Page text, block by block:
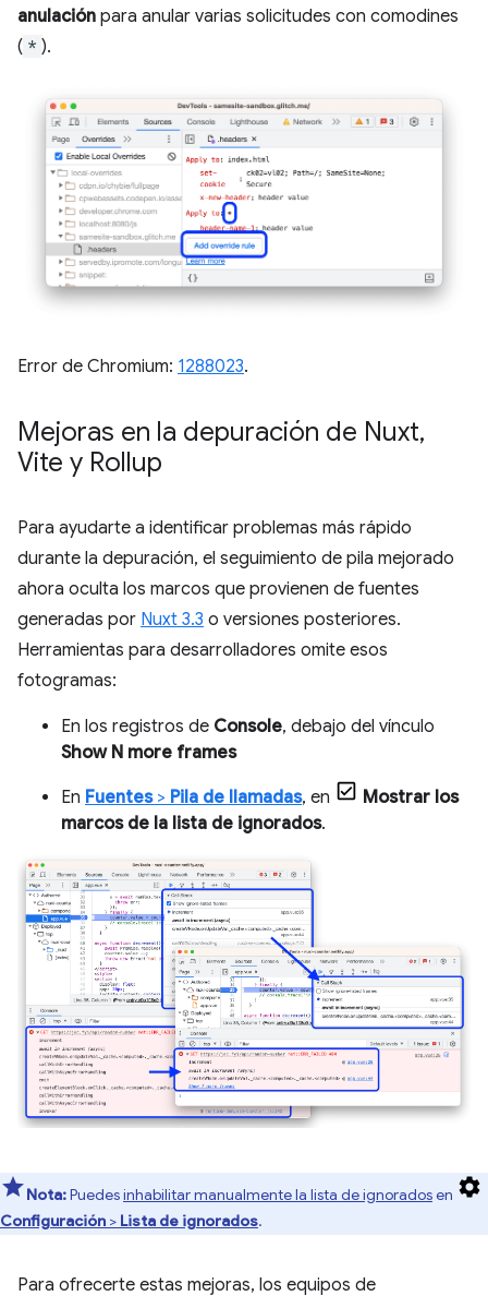
anulación para anular varias solicitudes con comodines
( * ).
Error de Chromium: 1288023.
Mejoras en la depuración de Nuxt,
Vite y Rollup
Para ayudarte a identificar problemas más rápido
durante la depuración, el seguimiento de pila mejorado
ahora oculta los marcos que provienen de fuentes
generadas por Nuxt 3.3 o versiones posteriores.
Herramientas para desarrolladores omite esos
fotogramas:
En los registros de Console, debajo del vínculo
Show N more frames
En Fuentes> Pila de llamadas, en
Mostrar los
marcos de la lista de ignorados.
Nota:Puedesinhabilitar manualmente la lista de ignoradosen
Configuración > Lista de ignorados.
Para ofrecerte estas mejoras, los equipos de